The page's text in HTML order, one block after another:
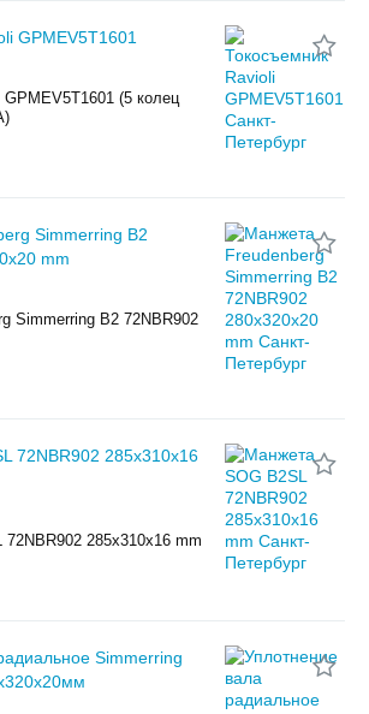
GPMEV5T1601
(5 колец
Simmerring B2
mm
Simmerring B2 72NBR902
72NBR902 285х310х16
285х310х16 mm
Simmerring